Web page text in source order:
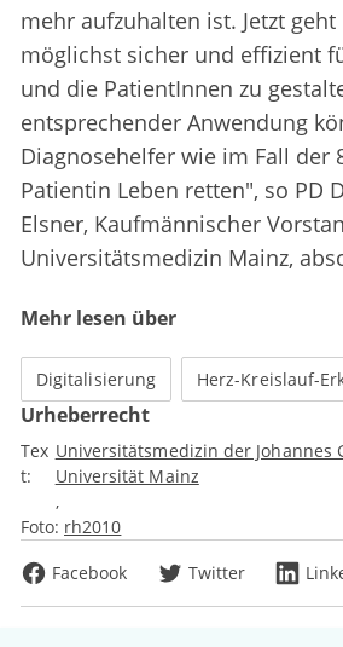
mehr aufzuhalten ist. Jetzt
möglichst sicher und effizient
und die PatientInnen zu
entsprechender Anwendung
Diagnosehelfer wie im Fall der
Patientin Leben retten", so PD
Elsner, Kaufmännischer
Universitätsmedizin Mainz,
Mehr lesen über
Digitalisierung Herz-Kreislauf-
Urheberrecht
Tex
t:
Universitätsmedizin der Johannes
Universität Mainz
Foto: rh2010
Facebook
Twitter